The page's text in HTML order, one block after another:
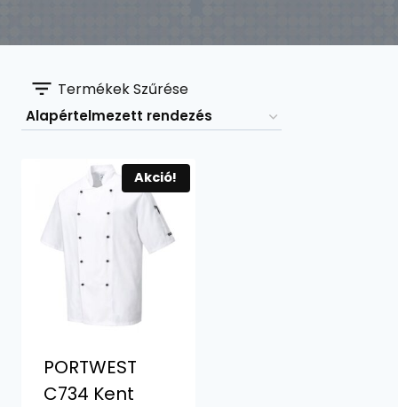
Termékek Szűrése
Akció!
PORTWEST
C734 Kent